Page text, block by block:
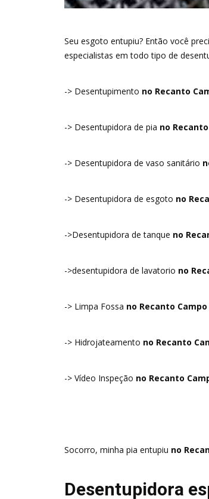
Seu esgoto entupiu? Então você
especialistas em todo tipo de
-> Desentupimento no Recanto
-> Desentupidora de pia no
-> Desentupidora de vaso sanitário
-> Desentupidora de esgoto no
->Desentupidora de tanque no
->desentupidora de lavatorio no
-> Limpa Fossa no Recanto Campo
-> Hidrojateamento no Recanto
-> Vídeo Inspeção no Recanto
Socorro, minha pia entupiu no
Desentupidora